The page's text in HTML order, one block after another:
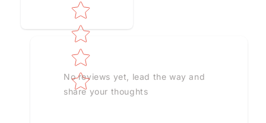
No reviews yet, lead the way and
share your thoughts